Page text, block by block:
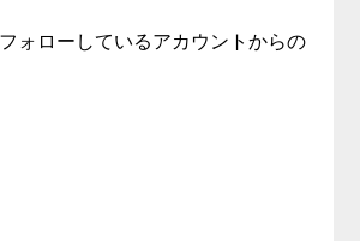
ォローしているアカウントからの